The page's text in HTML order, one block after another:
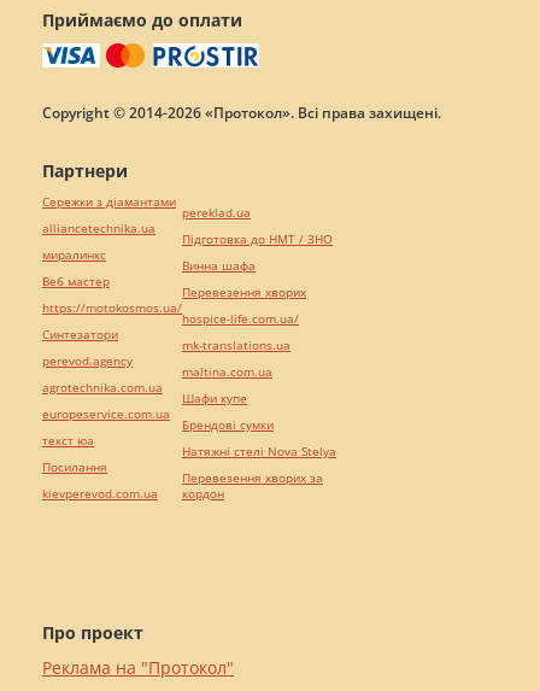
Приймаємо до оплати
Copyright © 2014-2026 «Протокол». Всі права захищені.
Про проект
Реклама на "Протокол"
Партнери
Сережки з діамантами
alliancetechnika.ua
миралинкс
Веб мастер
https://motokosmos.ua/
Синтезатори
perevod.agency
agrotechnika.com.ua
europeservice.com.ua
текст юа
Посилання
kievperevod.com.ua
pereklad.ua
Підготовка до НМТ / ЗНО
Винна шафа
Перевезення хворих
hospice-life.com.ua/
mk-translations.ua
maltina.com.ua
Шафи купе
Брендові сумки
Натяжні стелі Nova Stelya
Перевезення хворих за
кордон